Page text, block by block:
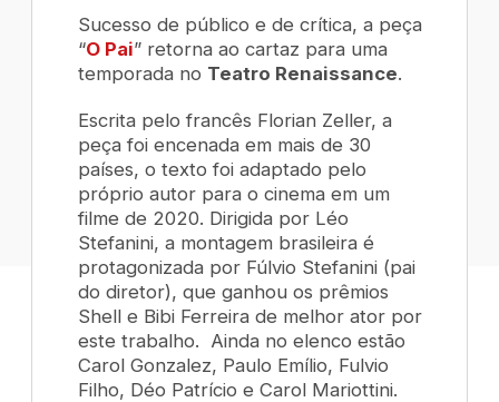
Sucesso de público e de crítica, a peça
“O Pai” retorna ao cartaz para uma
temporada no Teatro Renaissance.
Escrita pelo francês Florian Zeller, a
peça foi encenada em mais de 30
países, o texto foi adaptado pelo
próprio autor para o cinema em um
filme de 2020. Dirigida por Léo
Stefanini, a montagem brasileira é
protagonizada por Fúlvio Stefanini (pai
do diretor), que ganhou os prêmios
Shell e Bibi Ferreira de melhor ator por
este trabalho. Ainda no elenco estão
Carol Gonzalez, Paulo Emílio, Fulvio
Filho, Déo Patrício e Carol Mariottini.